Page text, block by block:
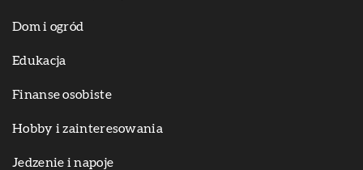
Dom i ogród
Edukacja
Finanse osobiste
Hobby i zainteresowania
Jedzenie i napoje